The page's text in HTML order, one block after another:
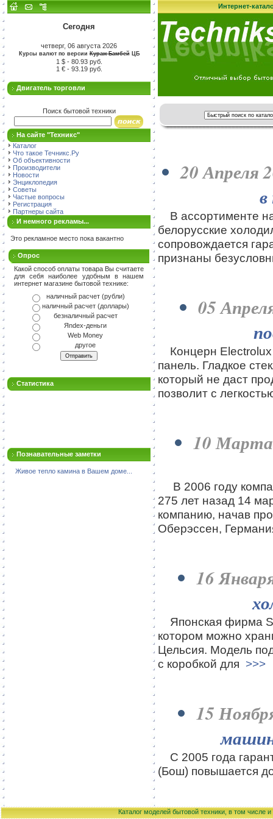
Сегодня
четверг, 06 августа 2026
Курсы валют по версииКураж-БамбейЦБ
1 $ - 80.93 руб.
1 € - 93.19 руб.
Двигатель торговли
Поиск бытовой техники
На сайте "Техникс"
Каталог
Что такое Течникс.Ру
Об объективности
Производители
Новости
Энциклопедия
Советы
Частые вопросы
Регистрация
Партнеры сайта
И немного рекламы...
Это рекламное место пока вакантно
Опрос
Какой способ оплаты товара Вы считаете
для себя наиболее удобным в нашем
интернет магазине бытовой технике:
наличный расчет (рубли)
наличный расчет (доллары)
безналичный расчет
Яndex-деньги
Web Money
другое
Статистика
Познавательные заметки
Живое тепло камина в Вашем доме...
Интернет-
20 Апреля
В ассортименте
белорусские
сопровождается
признаны
05
Концерн Electrolux
панель. Гладкое
который не даст
позволит с
10
В 2006 году
275 лет назад 14
компанию, начав
Оберэссен,
16
Японская фирма
котором можно
Цельсия. Модель
с коробкой для >>>
15
С 2005 года
(Бош) повышается
Каталог моделей бытовой техники, в том числе